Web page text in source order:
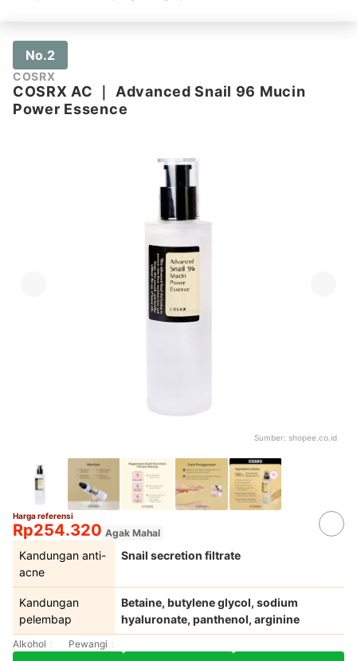
No.2
COSRX
COSRX AC
Advanced Snail 96 Mucin
Power Essence
Sumber: shopee.co.id
Harga referensi
Rp254.320 Agak Mahal
Kandungan anti-
acne
Snail secretion filtrate
Kandungan
pelembap
Betaine, butylene glycol, sodium
hyaluronate, panthenol, arginine
Alkohol Pewangi